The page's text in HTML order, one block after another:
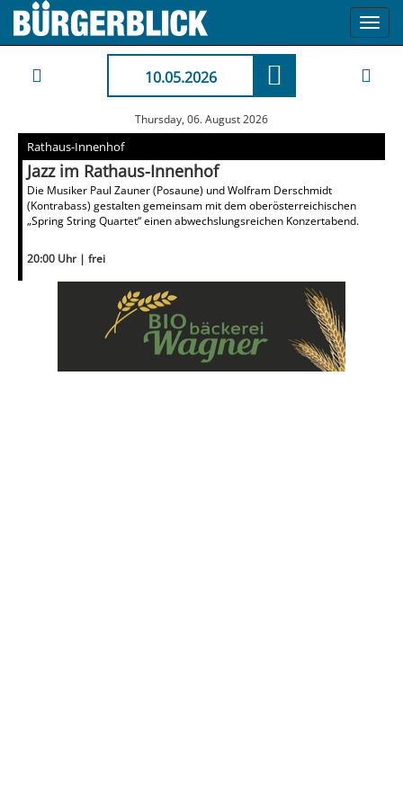
10.05.2026
Thursday, 06. August 2026
Rathaus-Innenhof
Jazz im Rathaus-Innenhof
Die Musiker Paul Zauner (Posaune) und Wolfram Derschmidt
(Kontrabass) gestalten gemeinsam mit dem oberösterreichischen
„Spring String Quartet“ einen abwechslungsreichen Konzertabend.
20:00 Uhr | frei